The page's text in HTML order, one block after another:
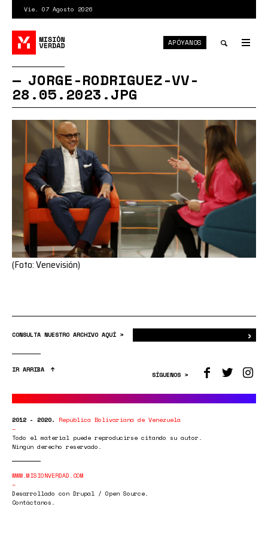
contenido
principal
Vie. 07 Agosto 2026
APÓYANOS
JORGE-RODRIGUEZ-VV-
28.05.2023.JPG
(Foto: Venevisión)
CONSULTA NUESTRO ARCHIVO AQUÍ > ›
IR ARRIBA
SÍGUENOS >
2012 - 2020. República Bolivariana de Venezuela
Todo el material puede reproducirse citando su autor.
Ningún derecho reservado.
WWW.MISIONVERDAD.COM
Desarrollado con Drupal / Open Source.
Contáctanos.